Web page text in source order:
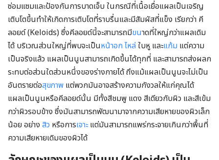
ซ่อมแซมและป้องกันการบาดเจ็บ ในกรณีที่เนื้อเยื่อแผลเป็นเจริญ
เติบโตขึ้นทำให้เกิดการเติบโตที่ราบรื่นและมีสัมผัสที่แข็ง เรียกว่า คี
ลอยด์ (Keloids) ซึ่งคีลอยด์นี้จะสามารถมีขนาดที่ใหญ่กว่าแผลเดิม
ได้ บริเวณส่วนใหญ่ที่พบจะเป็นหน้าอก ไหล่ใบหู และแก้ม แต่ความ
เป็นจริงแล้ว แผลเป็นนูนสามารถเกิดขึ้นได้ทุกที่ และสามารถส่งผลก
ระทบต่อส่วนใดส่วนหนึ่งของร่างกายได้ ถึงแม้แผลเป็นนูนจะไม่เป็น
อันตรายต่อสุขภาพ แต่พวกมันอาจสร้างความกังวลให้แก่คุณได้
แผลเป็นนูนหรือคีลอยด์นั้น มีทั้งสีชมพู แดง สีเดียวกับผิว และสีเข้ม
กว่าผิวรอบข้าง ซึ่งมันสามารถพัฒนามาจากความเสียหายของผิวเล็ก
น้อย อย่าง สิว หรือการเจาะแต่มันสามารถแพร่กระจายเกินกว่าพื้นที่
ความเสียหายเดิมของผิวได้